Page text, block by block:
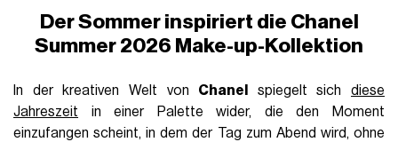
Der Sommer inspiriert die Chanel
Summer 2026 Make-up-Kollektion
In der kreativen Welt von Chanel spiegelt sich diese
Jahreszeit in einer Palette wider, die den Moment
einzufangen scheint, in dem der Tag zum Abend wird, ohne